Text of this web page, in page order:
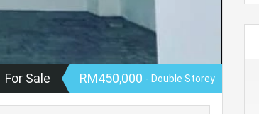
For Sale RM450,000 - Double Storey